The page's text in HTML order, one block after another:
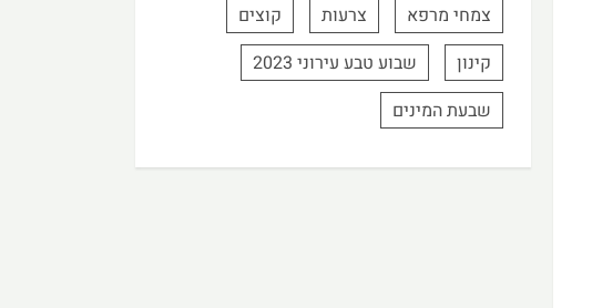
צמחי מרפא
צרעות
קוצים
קינון
שבוע טבע עירוני 2023
שבעת המינים